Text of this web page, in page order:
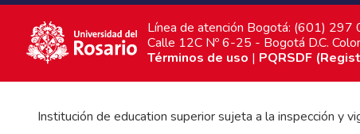
Línea de atención Bogotá: (601) 297
Calle 12C Nº 6-25 - Bogotá D.C.
Términos de uso | PQRSDF
Institución de education superior sujeta a la inspección y